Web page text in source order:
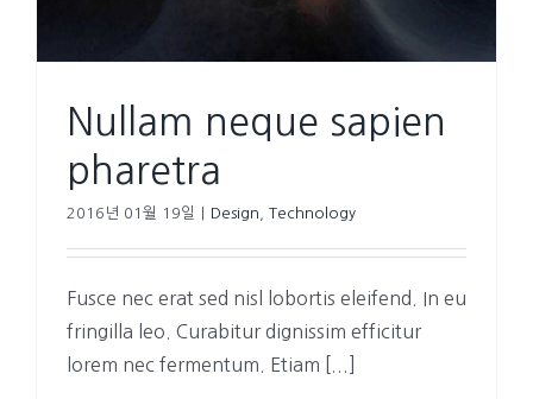
Nullam neque sapien
pharetra
2016년 01월 19일 Design Technology
Fusce nec erat sed nisl lobortis eleifend. In eu
fringilla leo. Curabitur dignissim efficitur
lorem nec fermentum. Etiam [...]